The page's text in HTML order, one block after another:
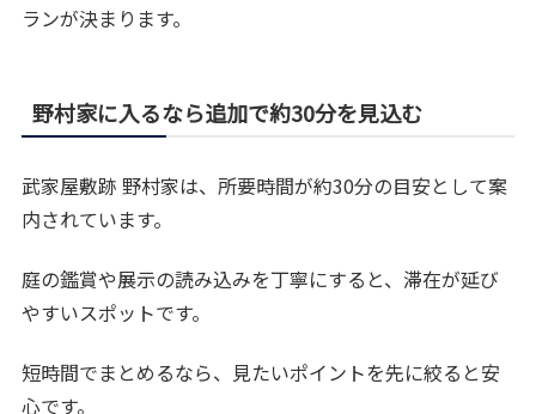
ランが決まります。
野村家に入るなら追加で約30分を見込む
武家屋敷跡 野村家は、所要時間が約30分の目安として案
内されています。
庭の鑑賞や展示の読み込みを丁寧にすると、滞在が延び
やすいスポットです。
短時間でまとめるなら、見たいポイントを先に絞ると安
心です。